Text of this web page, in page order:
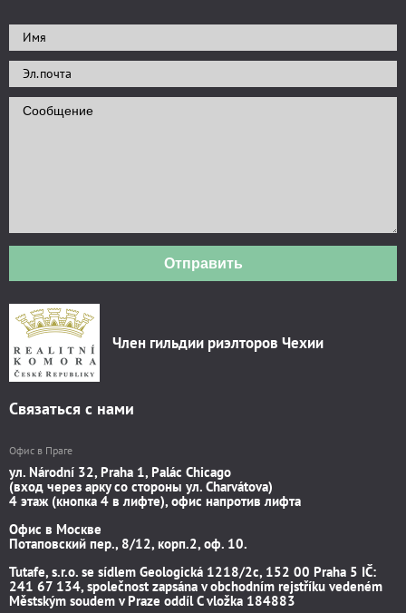
Отправить
Член гильдии риэлторов Чехии
Связаться с нами
Офис в Праге
ул. Národní 32, Praha 1, Palác Chicago
(вход через арку со стороны ул. Charvátova)
4 этаж (кнопка 4 в лифте), офис напротив лифта
Офис в Москве
Потаповский пер., 8/12, корп.2, оф. 10.
Tutafe, s.r.o. se sídlem Geologická 1218/2c, 152 00 Praha 5 IČ:
241 67 134, společnost zapsána v obchodním rejstříku vedeném
Městským soudem v Praze oddíl C vložka 184883